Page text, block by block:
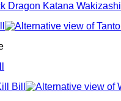
Dragon Katana Wakizashi